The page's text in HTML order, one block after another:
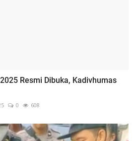
Resmi Dibuka, Kadivhumas
0 608